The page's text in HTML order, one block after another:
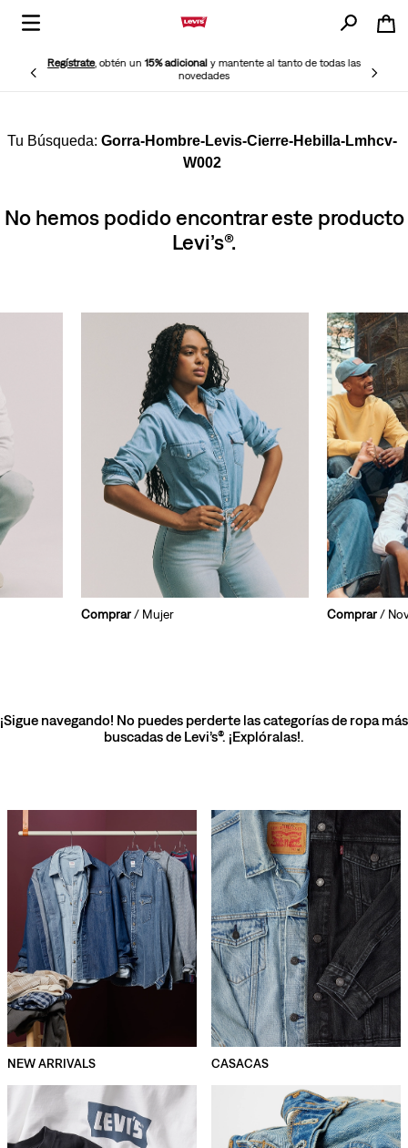
Regístrate, obtén un15% adicionaly mantente al tanto de todas las
novedades
Gorra-Hombre-Levis-Cierre-Hebilla-Lmhcv-
W002
No hemos podido encontrar este producto
Levi’s®.
Comprar/ Mujer Comprar/
¡Sigue navegando! No puedes perderte las categorías de ropa más
buscadas de Levi’s®. ¡Explóralas!.
NEW ARRIVALS CASACAS